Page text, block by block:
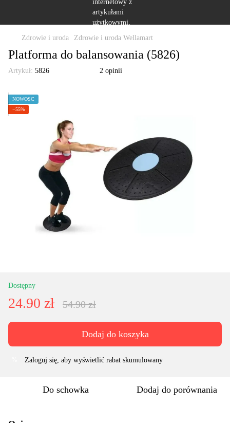
Zdrowie i uroda Zdrowie i uroda Wellamart
Platforma do balansowania (5826)
Artykuł: 5826 2 opinii
NOWOŚĆ
−55%
Dostępny
24.90 zł 54.90 zł
Dodaj do koszyka
Zaloguj się , aby wyświetlić rabat skumulowany
Do schowka Dodaj do porównania